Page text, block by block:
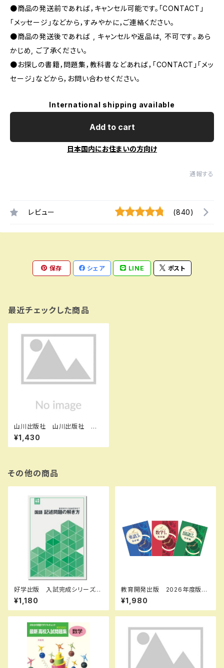
●商品の発送前であれば，キャンセル可能です。「CONTACT」
「メッセージ」などから，すみやかに，ご連絡ください。
●商品の発送後であれば , キャンセルや返品は, 不可です｡あら
かじめ, ご了承ください｡
●お探しの書籍，問題集，教科書などあれば，「CONTACT」「メッ
セージ」などから，お問い合わせください。
International shipping available
Add to cart
日本国内にお住まいの方向け
通報する
レビュー (840)
保存 シェア LINE ポスト
最近チェックした商品
山川出版社 山川出版社 高
校教科書 詳説世界史 ［教
番：世探704］ 新品 ISBN：9
784634701311 ISBN-10：4
¥1,430
その他の商品
好学出版 入試完成シリーズ
国語 記述問題の解き方 202
6年度版 新品完全セット ISB
N：B0D3B6KZGL ISBN-10：
08960
¥1,180
教育開発出版 2026年度版
新中学問題集 数学 中1～3
発展編 各学年（選択くださ
い） 新品完全セット
¥1,980